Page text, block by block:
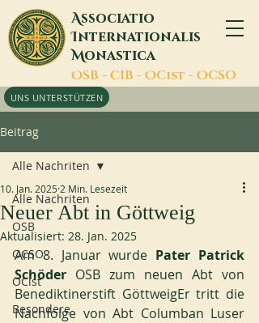
Associatio
Internationalis
Monastica
OSB - CIB - OCist - OCSO
UNS UNTERSTÜTZEN
Beitrag
Alle Nachriten
OSB
OCSO
OCist
Besondere
Alle Nachriten
Neuer Abt in Göttweig
10. Jan. 2025 2 Min. Lesezeit
Aktualisiert: 28. Jan. 2025
Am 8. Januar wurde Pater Patrick
Schöder OSB zum neuen Abt von
Benediktinerstift GöttweigEr tritt die
Nachfolge von Abt Columban Luser